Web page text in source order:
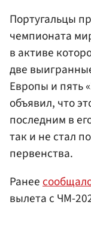
Португальцы
чемпионата
в активе
две
Европы и пять
объявил, что
последним в
так и не стал
первенства.
Ранее
вылета с ЧМ-